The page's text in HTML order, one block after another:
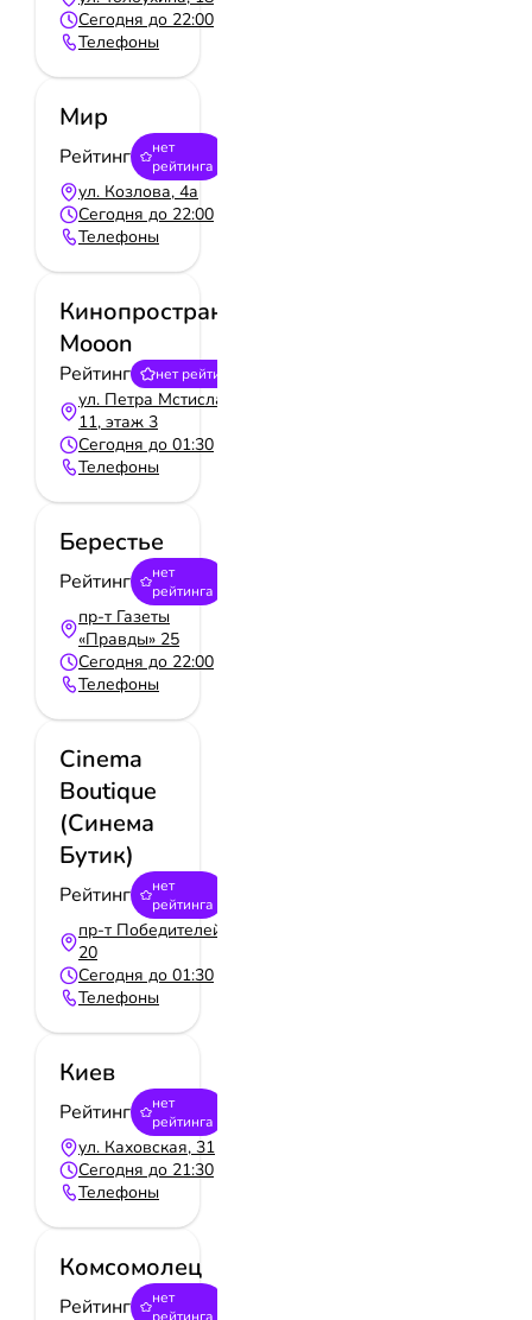
Сегодня до 22:00
Телефоны
Мир
Рейтинг
нет
рейтинга
ул. Козлова, 4а
Сегодня до 22:00
Телефоны
Кинопространство
Mooon
Рейтинг нет рейтинга
ул. Петра Мстиславца,
11, этаж 3
Сегодня до 01:30
Телефоны
Берестье
Рейтинг
нет
рейтинга
пр-т Газеты
«Правды» 25
Сегодня до 22:00
Телефоны
Cinema
Boutique
(Синема
Бутик)
Рейтинг
нет
рейтинга
пр-т Победителей,
20
Сегодня до 01:30
Телефоны
Киев
Рейтинг
нет
рейтинга
ул. Каховская, 31
Сегодня до 21:30
Телефоны
Комсомолец
Рейтинг
нет